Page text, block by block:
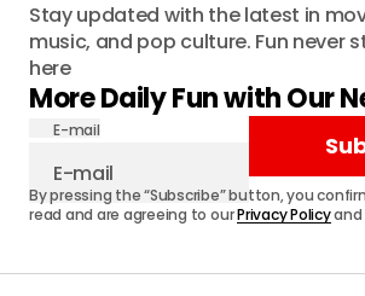
Stay updated with the latest in
music, and pop culture. Fun never
here
More Daily Fun with Our
E-mail
By pressing the “Subscribe” button, you
read and are agreeing to ourPrivacy Policyand